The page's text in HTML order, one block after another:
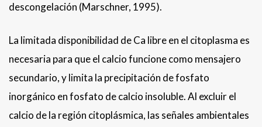
descongelación (Marschner, 1995).
La limitada disponibilidad de Ca libre en el citoplasma es
necesaria para que el calcio funcione como mensajero
secundario, y limita la precipitación de fosfato
inorgánico en fosfato de calcio insoluble. Al excluir el
calcio de la región citoplásmica, las señales ambientales